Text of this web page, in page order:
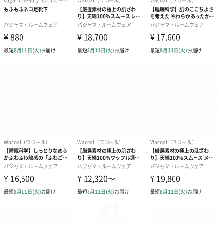
サイズ：L
着丈：71cm
バスト：114cm
袖丈：56.5cm
ゆき丈：83cm
裾幅：19cm
サイズ：L
ウエスト：80cm
ヒップ：108cm
股上：32.5cm
股下：69.5cm